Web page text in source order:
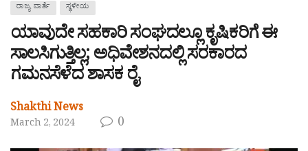
ರಾಜ್ಯ ವಾರ್ತೆ ಸ್ಥಳೀಯ
ಯಾವುದೇ ಸಹಕಾರಿ ಸಂಘದಲ್ಲೂ ಕೃಷಿಕರಿಗೆ ಈ
ಸಾಲಸಿಗುತ್ತಿಲ್ಲ; ಅಧಿವೇಶನದಲ್ಲಿ ಸರಕಾರದ
ಗಮನಸೆಳೆದ ಶಾಸಕ ರೈ
Shakthi News
March 2, 2024 0